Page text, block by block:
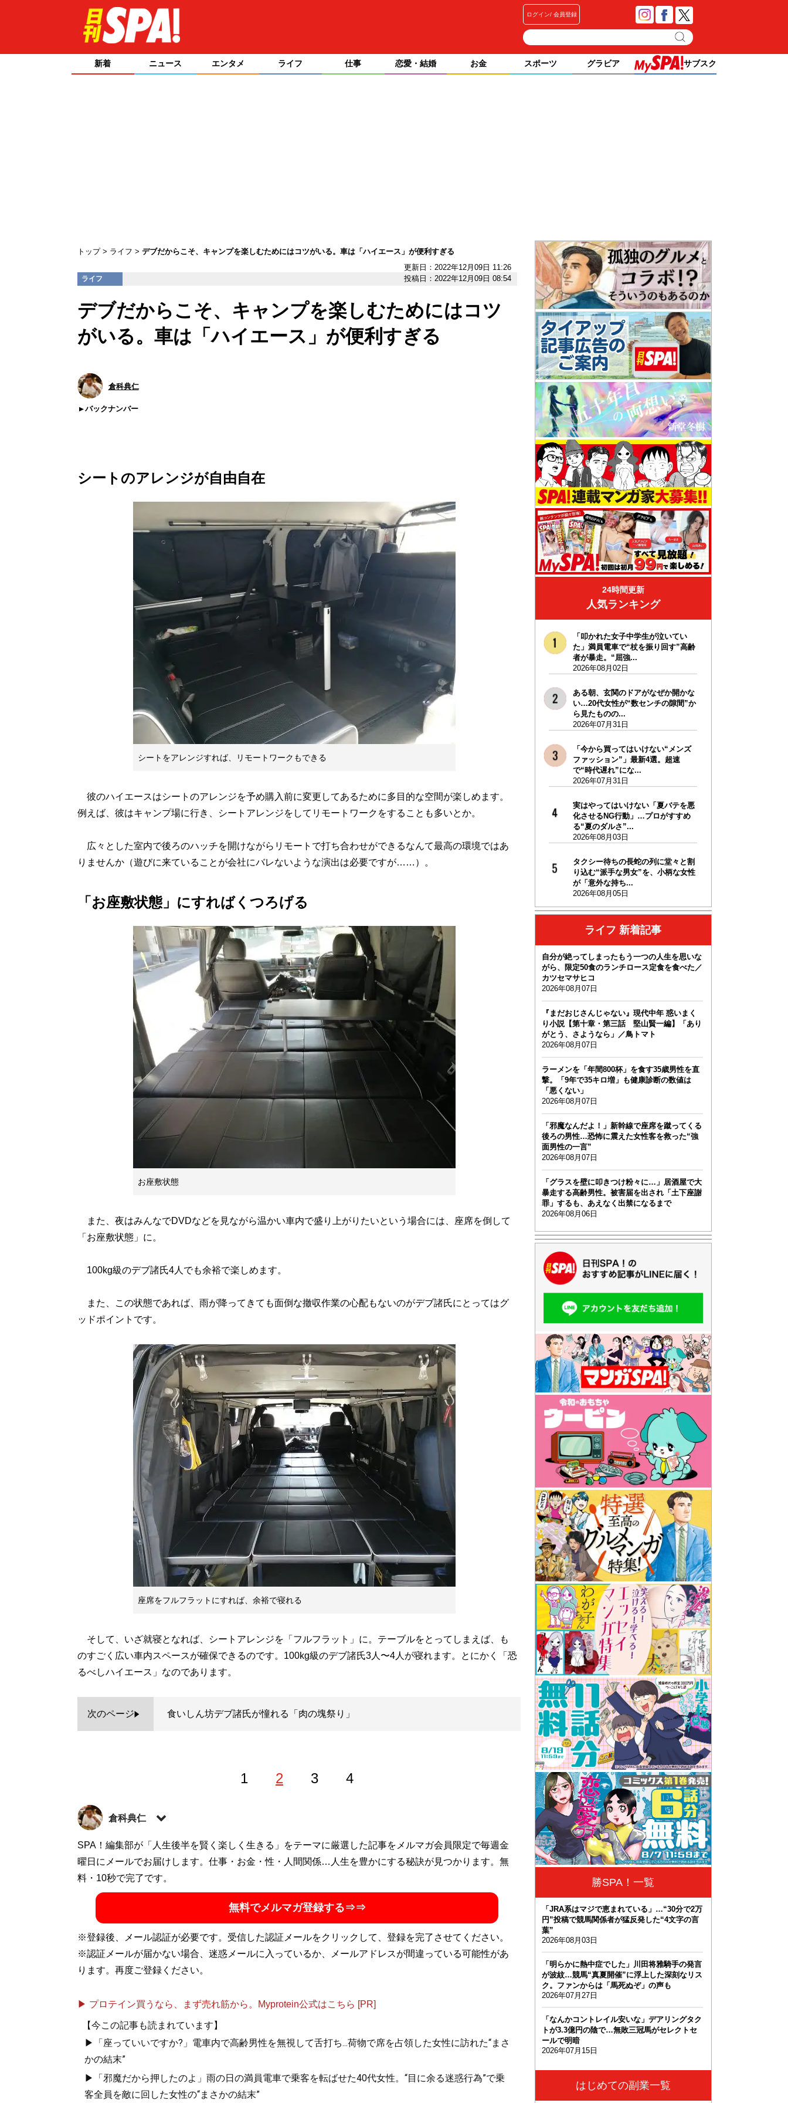
ログイン 会員登録
新着 ニュース エンタメ ライフ 仕事 恋愛・結婚 お金 スポーツ グラビア サブスク
トップ ライフ
デブだからこそ、キャンプを楽しむためにはコツがいる。車は「ハイエース」が便利すぎる
更新日：2022年12月09日 11:26
ライフ 投稿日：2022年12月09日 08:54
デブだからこそ、キャンプを楽しむためにはコツ
がいる。車は「ハイエース」が便利すぎる
倉科典仁
バックナンバー
シートのアレンジが自由自在
シートをアレンジすれば、リモートワークもできる
彼のハイエースはシートのアレンジを予め購入前に変更してあるために多目的な空間が楽しめます。
例えば、彼はキャンプ場に行き、シートアレンジをしてリモートワークをすることも多いとか。
広々とした室内で後ろのハッチを開けながらリモートで打ち合わせができるなんて最高の環境ではあ
りませんか（遊びに来ていることが会社にバレないような演出は必要ですが……）。
「お座敷状態」にすればくつろげる
お座敷状態
また、夜はみんなでDVDなどを見ながら温かい車内で盛り上がりたいという場合には、座席を倒して
「お座敷状態」に。
100kg級のデブ諸氏4人でも余裕で楽しめます。
また、この状態であれば、雨が降ってきても面倒な撤収作業の心配もないのがデブ諸氏にとってはグ
ッドポイントです。
座席をフルフラットにすれば、余裕で寝れる
そして、いざ就寝となれば、シートアレンジを「フルフラット」に。テーブルをとってしまえば、も
のすごく広い車内スペースが確保できるのです。100kg級のデブ諸氏3人〜4人が寝れます。とにかく「恐
るべしハイエース」なのであります。
次のページ 食いしん坊デブ諸氏が憧れる「肉の塊祭り」
1 2 3 4
倉科典仁
渋谷系ファッション雑誌『MEN’S KNUCKLE』や暴走族雑誌『ティーンズロード』などエッジの効いた
若者カルチャーをテーマにした雑誌を多数手掛ける。現在はWebマガジン『Mr.Babe』でデブに特化した
ファッション＆ライフスタイル情報を発信中。また、デブ限定の会員制オンラインサロン「Mr.Babe BIG
MAN’s LABO」、大きいサイズのファッション通販サイト「Mr.Babe STORE」を開設。大きな男たちだ
けで日本の経済を向上させるべく奮闘中。X（旧Twitter）：@nori09140914
記事一覧へ
SPA！編集部が「人生後半を賢く楽しく生きる」をテーマに厳選した記事をメルマガ会員限定で毎週金
曜日にメールでお届けします。仕事・お金・性・人間関係…人生を豊かにする秘訣が見つかります。無
料・10秒で完了です。
無料でメルマガ登録する⇒⇒
※登録後、メール認証が必要です。受信した認証メールをクリックして、登録を完了させてください。
※認証メールが届かない場合、迷惑メールに入っているか、メールアドレスが間違っている可能性があ
ります。再度ご登録ください。
▶ プロテイン買うなら、まず売れ筋から。Myprotein公式はこちら [PR]
【今この記事も読まれています】
▶「座っていいですか?」電車内で高齢男性を無視して舌打ち...荷物で席を占領した女性に訪れた“まさ
かの結末”
▶「邪魔だから押したのよ」雨の日の満員電車で乗客を転ばせた40代女性。“目に余る迷惑行為”で乗
客全員を敵に回した女性の“まさかの結末”
24時間更新
人気ランキング
「叩かれた女子中学生が泣いてい
た」満員電車で“杖を振り回す”高齢
者が暴走。“屈強...
2026年08月02日
ある朝、玄関のドアがなぜか開かな
い…20代女性が“数センチの隙間”か
ら見たものの...
2026年07月31日
「今から買ってはいけない“メンズ
ファッション”」最新4選。超速
で“時代遅れ”にな...
2026年07月31日
実はやってはいけない「夏バテを悪
化させるNG行動」…プロがすすめ
る“夏のダルさ”...
2026年08月03日
タクシー待ちの長蛇の列に堂々と割
り込む“派手な男女”を、小柄な女性
が「意外な持ち...
2026年08月05日
ライフ 新着記事
自分が絶ってしまったもう一つの人生を思いな
がら、限定50食のランチロース定食を食べた／
カツセマサヒコ
2026年08月07日
『まだおじさんじゃない』現代中年 惑いまく
り小説【第十章・第三話 堅山賢一編】「あり
がとう、さようなら」／鳥トマト
2026年08月07日
ラーメンを「年間800杯」を食す35歳男性を直
撃。「9年で35キロ増」も健康診断の数値は
「悪くない」
2026年08月07日
「邪魔なんだよ！」新幹線で座席を蹴ってくる
後ろの男性…恐怖に震えた女性客を救った“強
面男性の一言”
2026年08月07日
「グラスを壁に叩きつけ粉々に…」居酒屋で大
暴走する高齢男性。被害届を出され「土下座謝
罪」するも、あえなく出禁になるまで
2026年08月06日
勝SPA！一覧
「JRA系はマジで恵まれている」…“30分で2万
円”投稿で競馬関係者が猛反発した“4文字の言
葉”
2026年08月03日
「明らかに熱中症でした」川田将雅騎手の発言
が波紋…競馬“真夏開催”に浮上した深刻なリス
ク。ファンからは「馬死ぬぞ」の声も
2026年07月27日
「なんかコントレイル安いな」デアリングタク
トが3.3億円の陰で…無敗三冠馬がセレクトセ
ールで明暗
2026年07月15日
はじめての副業一覧